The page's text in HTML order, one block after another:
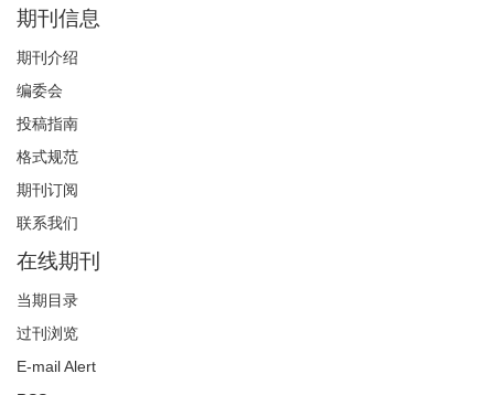
期刊信息
期刊介绍
编委会
投稿指南
格式规范
期刊订阅
联系我们
在线期刊
当期目录
过刊浏览
E-mail Alert